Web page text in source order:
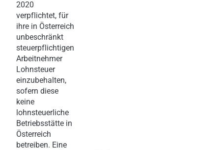
2020
verpflichtet, für
ihre in Österreich
unbeschränkt
steuerpflichtigen
Arbeitnehmer
Lohnsteuer
einzubehalten,
sofern diese
keine
lohnsteuerliche
Betriebsstätte in
Österreich
betreiben. Eine